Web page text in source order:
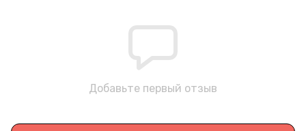
Добавьте первый отзыв